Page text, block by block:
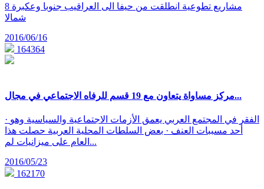
8 مشاريع تطوعية انطلقت من حيفا الى العراقيب جنوبا وعكبرة
شمالا
2016/06/16
164364
مركز مساواة يتعاون مع 19 قسم للرفاه الاجتماعي في مجال...
· الفقر في المجتمع العربي يعمق الأزمات الاجتماعية والسياسية وهو
أحد مسببات العنف · بعض السلطات المحلية العربية حصلت هذا
العام على ميزانيات لم...
2016/05/23
162170